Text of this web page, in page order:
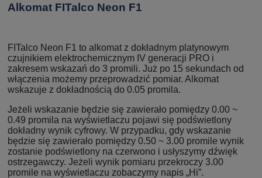
Alkomat FITalco Neon F1
FITalco Neon F1 to alkomat z dokładnym platynowym
czujnikiem elektrochemicznym IV generacji PRO i
zakresem wskazań do 3 promili. Już po 15 sekundach od
włączenia możemy przeprowadzić pomiar. Alkomat
wskazuje z dokładnością do 0.05 promila.
Jeżeli wskazanie będzie się zawierało pomiędzy 0.00 ~
0.49 promila na wyświetlaczu pojawi się podświetlony
dokładny wynik cyfrowy. W przypadku, gdy wskazanie
będzie się zawierało pomiędzy 0.50 ~ 3.00 promile wynik
zostanie podświetlony na czerwono i usłyszymy dźwięk
ostrzegawczy. Jeżeli wynik pomiaru przekroczy 3.00
promile na wyświetlaczu zobaczymy napis „Hi”.